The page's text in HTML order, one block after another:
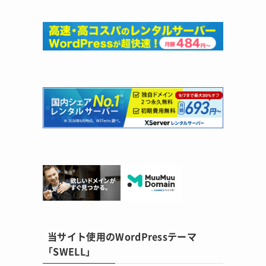
当サイト使用のWordPressテーマ
「SWELL」